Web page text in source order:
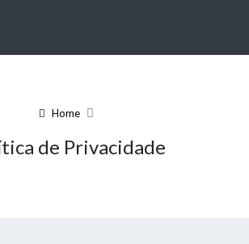
Home
de Privacidade